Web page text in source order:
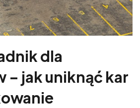
dla
– jak uniknąć kar